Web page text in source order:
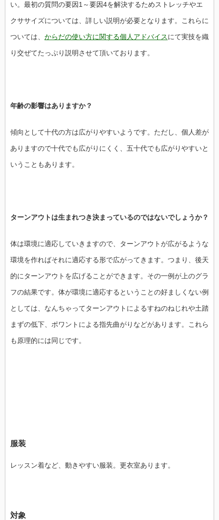
い。最初の質問の要因1～要因4を解決するためストレッチやエ
クササイズについては、詳しい説明が必要となります。これらに
ついては、 からだの使い方に関する個人アドバイスにて実技を織
り交ぜてたっぷり説明させて頂いております。
年齢の影響はありますか？
傾向として十代の方は広がりやすいようです。ただし、個人差が
ありますので十代でも広がりにくく、五十代でも広がりやすいと
いうこともあります。
ターンアウトは生まれつき決まっているのではないでしょうか？
体は環境に適応していきますので、ターンアウトが広がるような
環境を作ればそれに適応する形で広がってきます。つまり、後天
的にターンアウトを広げることができます。その一例が上のグラ
フの結果です。体が環境に適応するということの好ましくない例
としては、なんちゃってターンアウトによるすねのねじれや土踏
まずの低下、ポワントによる指先曲がりなどがあります。これら
も原理的には同じです。
服装
レッスン着など、動きやすい服装。更衣室あります。
対象